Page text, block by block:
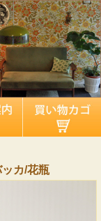
カ/花瓶